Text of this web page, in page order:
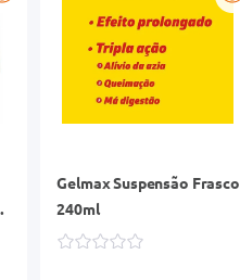
Gelmax Suspensão Frasco
240ml